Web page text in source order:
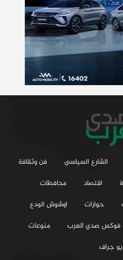
الشارع السياسي
فن وثقافة
اقتصاد
محافظات
حوارات
اوشوش الودع
فوكس صدي العرب
منوعات
جراف